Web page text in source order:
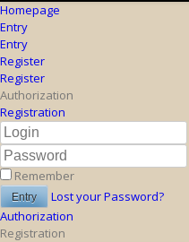
Homepage
Entry
Entry
Register
Register
Authorization
Registration
Remember
Lost your Password?
Authorization
Registration